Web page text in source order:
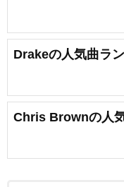
Drakeの人気曲ラ
Chris Brownの人